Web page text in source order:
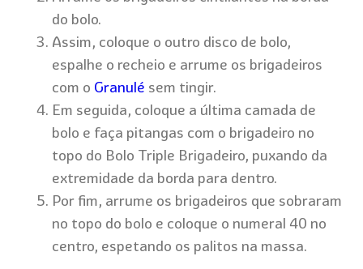
do bolo.
Assim, coloque o outro disco de bolo,
espalhe o recheio e arrume os brigadeiros
com o Granulé sem tingir.
Em seguida, coloque a última camada de
bolo e faça pitangas com o brigadeiro no
topo do Bolo Triple Brigadeiro, puxando da
extremidade da borda para dentro.
Por fim, arrume os brigadeiros que sobraram
no topo do bolo e coloque o numeral 40 no
centro, espetando os palitos na massa.